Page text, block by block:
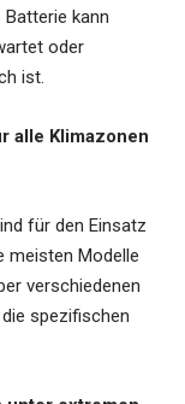
kann
oder
ist.
alle Klimazonen
für den Einsatz
meisten Modelle
verschiedenen
spezifischen